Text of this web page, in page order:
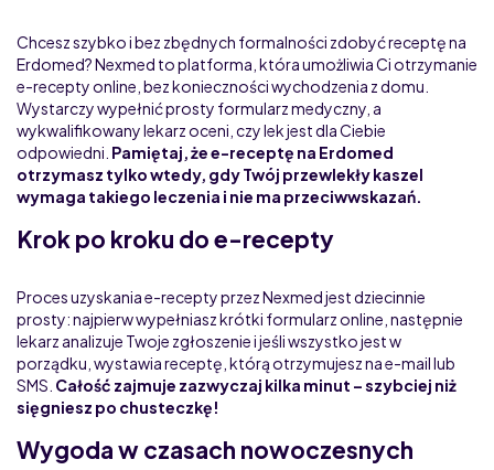
Chcesz szybko i bez zbędnych formalności zdobyć receptę na
Erdomed? Nexmed to platforma, która umożliwia Ci otrzymanie
e-recepty online, bez konieczności wychodzenia z domu.
Wystarczy wypełnić prosty formularz medyczny, a
wykwalifikowany lekarz oceni, czy lek jest dla Ciebie
odpowiedni. Pamiętaj, że e-receptę na Erdomed
otrzymasz tylko wtedy, gdy Twój przewlekły kaszel
wymaga takiego leczenia i nie ma przeciwwskazań.
Krok po kroku do e-recepty
Proces uzyskania e-recepty przez Nexmed jest dziecinnie
prosty: najpierw wypełniasz krótki formularz online, następnie
lekarz analizuje Twoje zgłoszenie i jeśli wszystko jest w
porządku, wystawia receptę, którą otrzymujesz na e-mail lub
SMS. Całość zajmuje zazwyczaj kilka minut – szybciej niż
sięgniesz po chusteczkę!
Wygoda w czasach nowoczesnych